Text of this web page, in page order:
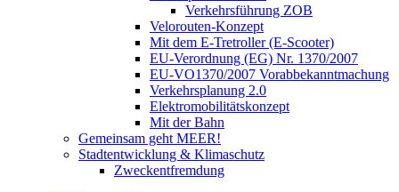
Verkehrsführung ZOB
Velorouten-Konzept
Mit dem E-Tretroller (E-Scooter)
EU-Verordnung (EG) Nr. 1370/2007
EU-VO1370/2007 Vorabbekanntmachung
Verkehrsplanung 2.0
Elektromobilitätskonzept
Mit der Bahn
Gemeinsam geht MEER!
Stadtentwicklung & Klimaschutz
Zweckentfremdung